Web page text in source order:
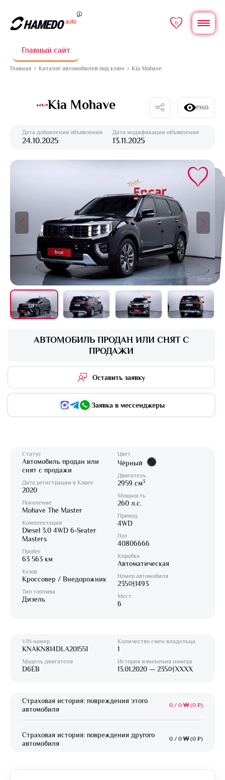
0
Главный сайт
Главная Каталог автомобилей под ключ Kia Mohave
Kia Mohave 1960
Дата добавления объявления
24.10.2025
Дата модификации объявления
13.11.2025
АВТОМОБИЛЬ ПРОДАН ИЛИ СНЯТ С
ПРОДАЖИ
Оставить заявку
Заявка в мессенджеры
Статус
Автомобиль продан или
снят с продажи
Дата регистрации в Корее
2020
Поколение
Mohave The Master
Комплектация
Diesel 3.0 4WD 6-Seater
Masters
Пробег
63 563 км
Кузов
Кроссовер / Внедорожник
Тип топлива
Дизель
Цвет
Чёрный
Двигатель
2959 см3
Мощность
260 л.с.
Привод
4WD
Лот
40806666
Коробка
Автоматическая
Номер автомобиля
235어1493
Мест
6
VIN номер
KNAKN814DLA201551
Модель двигателя
D6EB
Количество смен владельца
1
История изменения номера
13.01.2020 — 235어XXXX
Страховая история: повреждения этого
автомобиля
0 / 0 ₩ (0 ₽)
Страховая история: повреждения другого
автомобиля
0 / 0 ₩ (0 ₽)